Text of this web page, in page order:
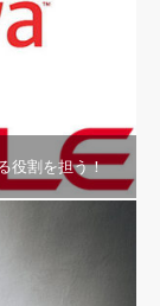
役割を担う！